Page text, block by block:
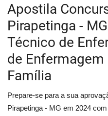
Home
Apostilas PDF
Apostila Impressa
Cursos Online
Combo Apostilas
Apostila
Pirapetinga -
Técnico de
de Enfermagem
Família
Prepare-se para a sua
Pirapetinga - MG em 2024